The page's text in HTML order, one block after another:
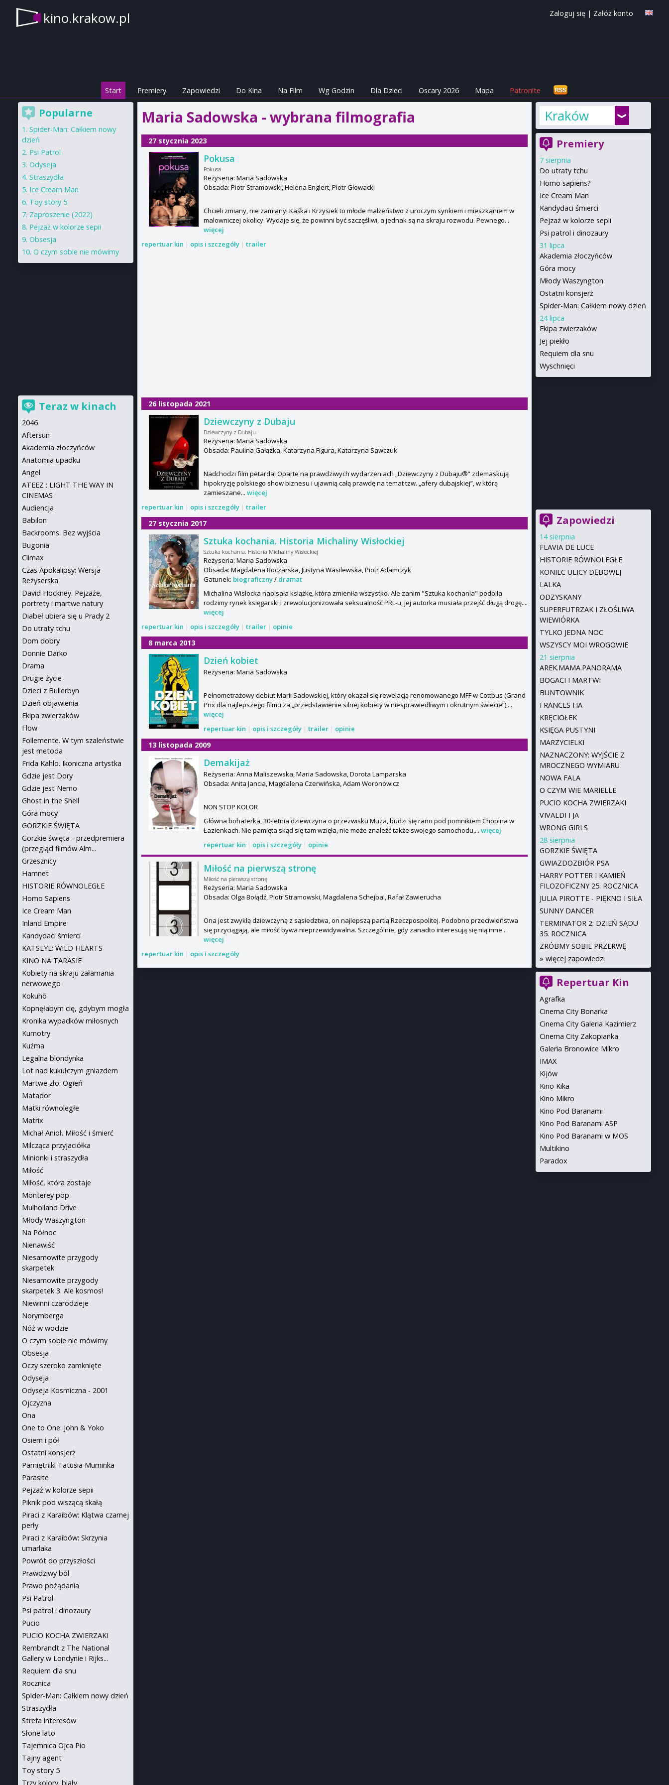
kino.krakow.pl Zaloguj się | Załóż konto
Start Premiery Zapowiedzi Do Kina Na Film Wg Godzin Dla Dzieci Oscary 2026 Mapa Patronite
Maria Sadowska - wybrana filmografia
27 stycznia 2023
Pokusa
Pokusa
Reżyseria: Maria Sadowska
Obsada: Piotr Stramowski, Helena Englert, Piotr Głowacki
Chcieli zmiany, nie zamiany! Kaśka i Krzysiek to młode małżeństwo z uroczym synkiem i mieszkaniem w
malowniczej okolicy. Wydaje się, że powinni być szczęśliwi, a jednak są na skraju rozwodu. Pewnego...
więcej
repertuar kin | opis i szczegóły | trailer
26 listopada 2021
Dziewczyny z Dubaju
Dziewczyny z Dubaju
Reżyseria: Maria Sadowska
Obsada: Paulina Gałązka, Katarzyna Figura, Katarzyna Sawczuk
Nadchodzi film petarda! Oparte na prawdziwych wydarzeniach „Dziewczyny z Dubaju®” zdemaskują
hipokryzję polskiego show biznesu i ujawnią całą prawdę na temat tzw. „afery dubajskiej”, w którą
zamieszane... więcej
repertuar kin | opis i szczegóły | trailer
27 stycznia 2017
Sztuka kochania. Historia Michaliny Wisłockiej
Sztuka kochania. Historia Michaliny Wisłockiej
Reżyseria: Maria Sadowska
Obsada: Magdalena Boczarska, Justyna Wasilewska, Piotr Adamczyk
Gatunek: biograficzny/ dramat
Michalina Wisłocka napisała książkę, która zmieniła wszystko. Ale zanim "Sztuka kochania" podbiła
rodzimy rynek księgarski i zrewolucjonizowała seksualność PRL-u, jej autorka musiała przejść długą drogę....
więcej
repertuar kin | opis i szczegóły | trailer | opinie
8 marca 2013
Dzień kobiet
Reżyseria: Maria Sadowska
Pełnometrażowy debiut Marii Sadowskiej, który okazał się rewelacją renomowanego MFF w Cottbus (Grand
Prix dla najlepszego filmu za „przedstawienie silnej kobiety w niesprawiedliwym i okrutnym świecie”),...
więcej
repertuar kin | opis i szczegóły | trailer | opinie
13 listopada 2009
Demakijaż
Reżyseria: Anna Maliszewska, Maria Sadowska, Dorota Lamparska
Obsada: Anita Jancia, Magdalena Czerwińska, Adam Woronowicz
NON STOP KOLOR
Główna bohaterka, 30-letnia dziewczyna o przezwisku Muza, budzi się rano pod pomnikiem Chopina w
Łazienkach. Nie pamięta skąd się tam wzięła, nie może znaleźć także swojego samochodu,... więcej
repertuar kin | opis i szczegóły | opinie
Miłość na pierwszą stronę
Miłość na pierwszą stronę
Reżyseria: Maria Sadowska
Obsada: Olga Bołądź, Piotr Stramowski, Magdalena Schejbal, Rafał Zawierucha
Ona jest zwykłą dziewczyną z sąsiedztwa, on najlepszą partią Rzeczpospolitej. Podobno przeciwieństwa
się przyciągają, ale miłość bywa nieprzewidywalna. Szczególnie, gdy zanadto interesują się nią inne...
więcej
repertuar kin | opis i szczegóły
Kraków
Premiery
7 sierpnia
Do utraty tchu
Homo sapiens?
Ice Cream Man
Kandydaci śmierci
Pejzaż w kolorze sepii
Psi patrol i dinozaury
31 lipca
Akademia złoczyńców
Góra mocy
Młody Waszyngton
Ostatni konsjerż
Spider-Man: Całkiem nowy dzień
24 lipca
Ekipa zwierzaków
Jej piekło
Requiem dla snu
Wyschnięci
Zapowiedzi
14 sierpnia
FLAVIA DE LUCE
HISTORIE RÓWNOLEGŁE
KONIEC ULICY DĘBOWEJ
LALKA
ODZYSKANY
SUPERFUTRZAK I ZŁOŚLIWA
WIEWIÓRKA
TYLKO JEDNA NOC
WSZYSCY MOI WROGOWIE
21 sierpnia
AREK.MAMA.PANORAMA
BOGACI I MARTWI
BUNTOWNIK
FRANCES HA
KRĘCIOŁEK
KSIĘGA PUSTYNI
MARZYCIELKI
NAZNACZONY: WYJŚCIE Z
MROCZNEGO WYMIARU
NOWA FALA
O CZYM WIE MARIELLE
PUCIO KOCHA ZWIERZAKI
VIVALDI I JA
WRONG GIRLS
28 sierpnia
GORZKIE ŚWIĘTA
GWIAZDOZBIÓR PSA
HARRY POTTER I KAMIEŃ
FILOZOFICZNY 25. ROCZNICA
JULIA PIROTTE - PIĘKNO I SIŁA
SUNNY DANCER
TERMINATOR 2: DZIEŃ SĄDU
35. ROCZNICA
ZRÓBMY SOBIE PRZERWĘ
» więcej zapowiedzi
Repertuar Kin
Agrafka
Cinema City Bonarka
Cinema City Galeria Kazimierz
Cinema City Zakopianka
Galeria Bronowice Mikro
IMAX
Kijów
Kino Kika
Kino Mikro
Kino Pod Baranami
Kino Pod Baranami ASP
Kino Pod Baranami w MOS
Multikino
Paradox
Popularne
Spider-Man: Całkiem nowy
dzień
Psi Patrol
Odyseja
Straszydła
Ice Cream Man
Toy story 5
Zaproszenie (2022)
Pejzaż w kolorze sepii
Obsesja
O czym sobie nie mówimy
Teraz w kinach
2046
Aftersun
Akademia złoczyńców
Anatomia upadku
Angel
ATEEZ : LIGHT THE WAY IN
CINEMAS
Audiencja
Babilon
Backrooms. Bez wyjścia
Bugonia
Climax
Czas Apokalipsy: Wersja
Reżyserska
David Hockney. Pejzaże,
portrety i martwe natury
Diabeł ubiera się u Prady 2
Do utraty tchu
Dom dobry
Donnie Darko
Drama
Drugie życie
Dzieci z Bullerbyn
Dzień objawienia
Ekipa zwierzaków
Flow
Follemente. W tym szaleństwie
jest metoda
Frida Kahlo. Ikoniczna artystka
Gdzie jest Dory
Gdzie jest Nemo
Ghost in the Shell
Góra mocy
GORZKIE ŚWIĘTA
Gorzkie święta - przedpremiera
(przegląd filmów Alm...
Grzesznicy
Hamnet
HISTORIE RÓWNOLEGŁE
Homo Sapiens
Ice Cream Man
Inland Empire
Kandydaci śmierci
KATSEYE: WILD HEARTS
KINO NA TARASIE
Kobiety na skraju załamania
nerwowego
Kokuhō
Kopnęłabym cię, gdybym mogła
Kronika wypadków miłosnych
Kumotry
Kuźma
Legalna blondynka
Lot nad kukułczym gniazdem
Martwe zło: Ogień
Matador
Matki równoległe
Matrix
Michał Anioł. Miłość i śmierć
Milcząca przyjaciółka
Minionki i straszydła
Miłość
Miłość, która zostaje
Monterey pop
Mulholland Drive
Młody Waszyngton
Na Północ
Nienawiść
Niesamowite przygody
skarpetek
Niesamowite przygody
skarpetek 3. Ale kosmos!
Niewinni czarodzieje
Norymberga
Nóż w wodzie
O czym sobie nie mówimy
Obsesja
Oczy szeroko zamknięte
Odyseja
Odyseja Kosmiczna - 2001
Ojczyzna
Ona
One to One: John & Yoko
Osiem i pół
Ostatni konsjerż
Pamiętniki Tatusia Muminka
Parasite
Pejzaż w kolorze sepii
Piknik pod wiszącą skałą
Piraci z Karaibów: Klątwa czarnej
perły
Piraci z Karaibów: Skrzynia
umarlaka
Powrót do przyszłości
Prawdziwy ból
Prawo pożądania
Psi Patrol
Psi patrol i dinozaury
Pucio
PUCIO KOCHA ZWIERZAKI
Rembrandt z The National
Gallery w Londynie i Rijks...
Requiem dla snu
Rocznica
Spider-Man: Całkiem nowy dzień
Straszydła
Strefa interesów
Słone lato
Tajemnica Ojca Pio
Tajny agent
Toy story 5
Trzy kolory: biały